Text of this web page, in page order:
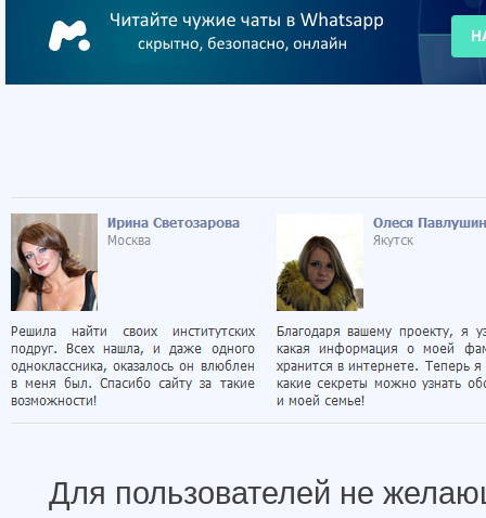
Для пользователей не